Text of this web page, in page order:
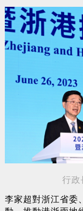
行政
李家超對浙江省委